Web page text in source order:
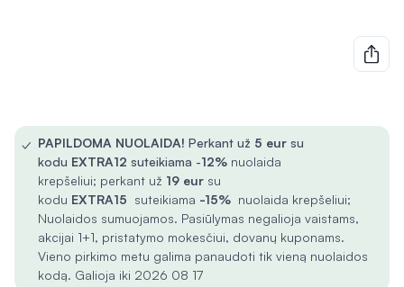
✓ PAPILDOMA NUOLAIDA! Perkant už 5 eur su
kodu EXTRA12 suteikiama -12% nuolaida
krepšeliui; perkant už 19 eur su
kodu EXTRA15 suteikiama -15% nuolaida krepšeliui;
Nuolaidos sumuojamos. Pasiūlymas negalioja vaistams,
akcijai 1+1, pristatymo mokesčiui, dovanų kuponams.
Vieno pirkimo metu galima panaudoti tik vieną nuolaidos
kodą. Galioja iki 2026 08 17